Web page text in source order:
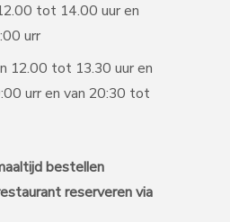
tot 14.00 uur en
urr
12.00 tot 13.30 uur en
urr en van 20:30 tot
bestellen
reserveren via